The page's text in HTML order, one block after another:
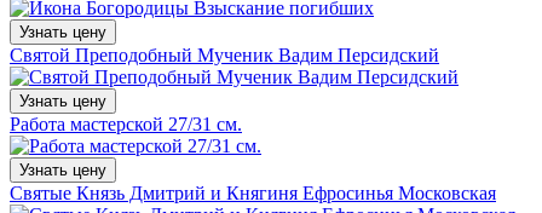
Узнать цену
Святой Преподобный Мученик Вадим Персидский
Узнать цену
Работа мастерской 27/31 см.
Узнать цену
Святые Князь Дмитрий и Княгиня Ефросинья Московская